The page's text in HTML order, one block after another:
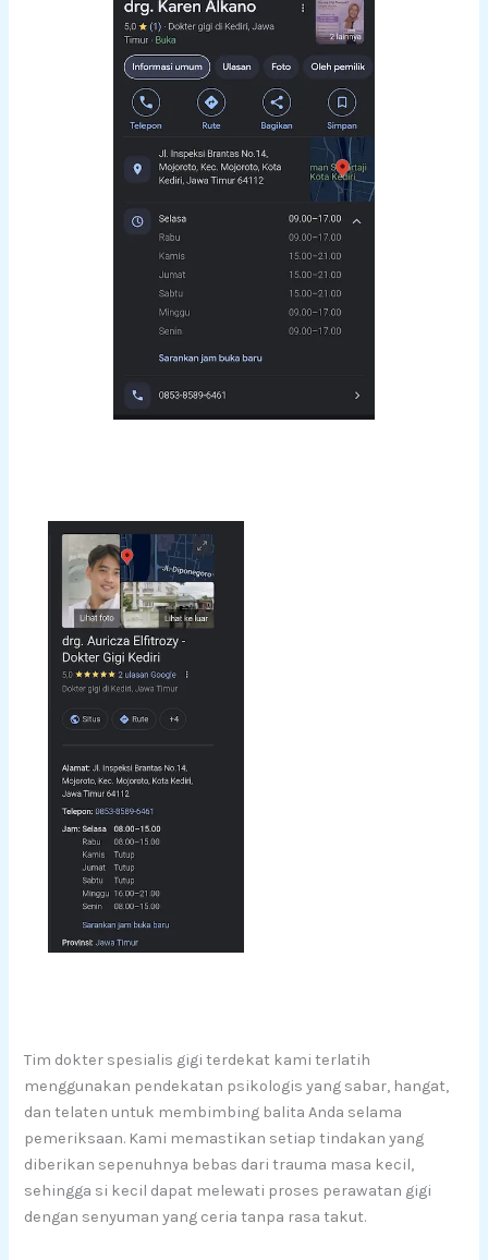
Tim dokter spesialis gigi terdekat kami terlatih
menggunakan pendekatan psikologis yang sabar, hangat,
dan telaten untuk membimbing balita Anda selama
pemeriksaan. Kami memastikan setiap tindakan yang
diberikan sepenuhnya bebas dari trauma masa kecil,
sehingga si kecil dapat melewati proses perawatan gigi
dengan senyuman yang ceria tanpa rasa takut.